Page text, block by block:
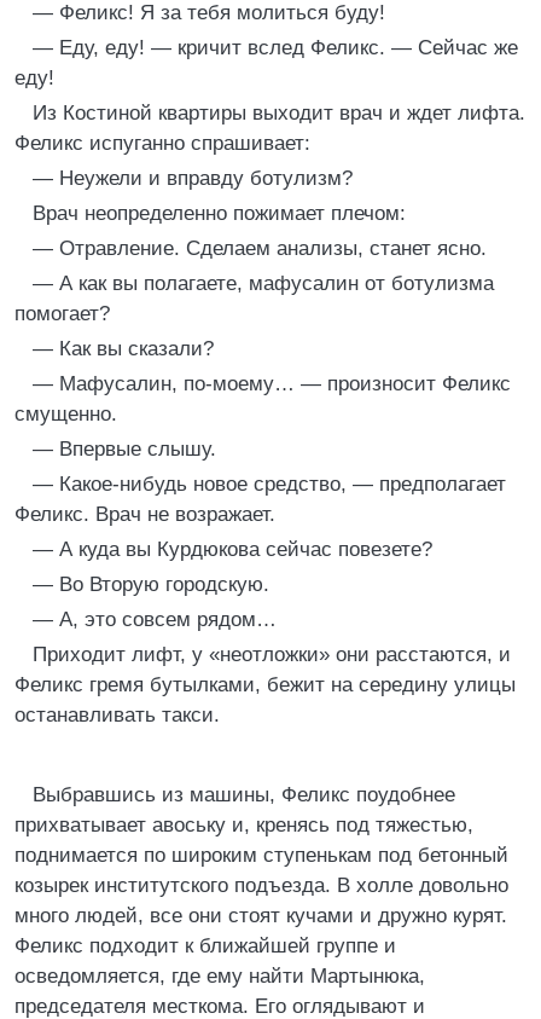
— Феликс! Я за тебя молиться буду!
— Еду, еду! — кричит вслед Феликс. — Сейчас же
еду!
Из Костиной квартиры выходит врач и ждет лифта.
Феликс испуганно спрашивает:
— Неужели и вправду ботулизм?
Врач неопределенно пожимает плечом:
— Отравление. Сделаем анализы, станет ясно.
— А как вы полагаете, мафусалин от ботулизма
помогает?
— Как вы сказали?
— Мафусалин, по-моему… — произносит Феликс
смущенно.
— Впервые слышу.
— Какое-нибудь новое средство, — предполагает
Феликс. Врач не возражает.
— А куда вы Курдюкова сейчас повезете?
— Во Вторую городскую.
— А, это совсем рядом…
Приходит лифт, у «неотложки» они расстаются, и
Феликс гремя бутылками, бежит на середину улицы
останавливать такси.
Выбравшись из машины, Феликс поудобнее
прихватывает авоську и, кренясь под тяжестью,
поднимается по широким ступенькам под бетонный
козырек институтского подъезда. В холле довольно
много людей, все они стоят кучами и дружно курят.
Феликс подходит к ближайшей группе и
осведомляется, где ему найти Мартынюка,
председателя месткома. Его оглядывают и